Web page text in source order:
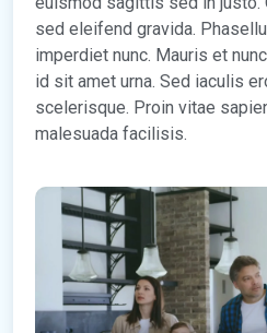
sed eleifend gravida.
imperdiet nunc. Mauris et
id sit amet urna. Sed iaculis
scelerisque. Proin vitae
malesuada facilisis.